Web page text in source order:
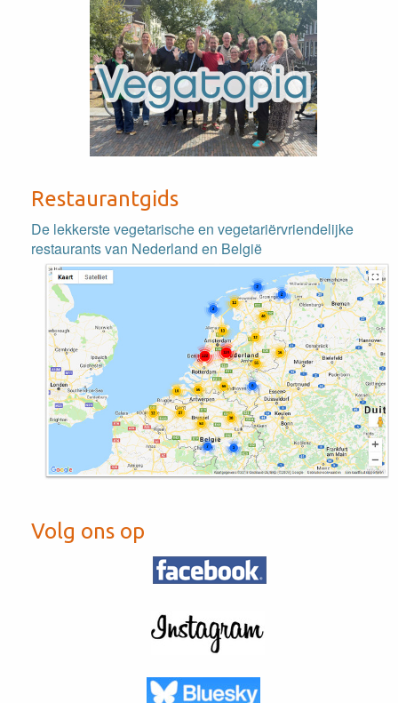
Restaurantgids
De lekkerste vegetarische en vegetariërvriendelijke
restaurants van Nederland en België
Volg ons op